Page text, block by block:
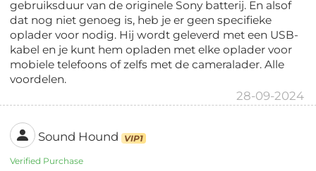
gebruiksduur van de originele Sony batterij. En alsof
dat nog niet genoeg is, heb je er geen specifieke
oplader voor nodig. Hij wordt geleverd met een USB-
kabel en je kunt hem opladen met elke oplader voor
mobiele telefoons of zelfs met de cameralader. Alle
voordelen.
28-09-2024
Sound Hound VIP1
Verified Purchase